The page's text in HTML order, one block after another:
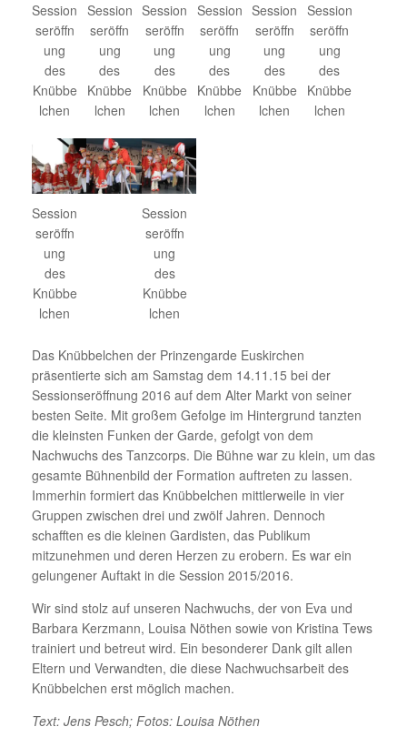
Session
seröffn
ung
des
Knübbe
lchen
Session
seröffn
ung
des
Knübbe
lchen
Session
seröffn
ung
des
Knübbe
lchen
Session
seröffn
ung
des
Knübbe
lchen
Session
seröffn
ung
des
Knübbe
lchen
Session
seröffn
ung
des
Knübbe
lchen
Session
seröffn
ung
des
Knübbe
lchen
Session
seröffn
ung
des
Knübbe
lchen
Das Knübbelchen der Prinzengarde Euskirchen
präsentierte sich am Samstag dem 14.11.15 bei der
Sessionseröffnung 2016 auf dem Alter Markt von seiner
besten Seite. Mit großem Gefolge im Hintergrund tanzten
die kleinsten Funken der Garde, gefolgt von dem
Nachwuchs des Tanzcorps. Die Bühne war zu klein, um das
gesamte Bühnenbild der Formation auftreten zu lassen.
Immerhin formiert das Knübbelchen mittlerweile in vier
Gruppen zwischen drei und zwölf Jahren. Dennoch
schafften es die kleinen Gardisten, das Publikum
mitzunehmen und deren Herzen zu erobern. Es war ein
gelungener Auftakt in die Session 2015/2016.
Wir sind stolz auf unseren Nachwuchs, der von Eva und
Barbara Kerzmann, Louisa Nöthen sowie von Kristina Tews
trainiert und betreut wird. Ein besonderer Dank gilt allen
Eltern und Verwandten, die diese Nachwuchsarbeit des
Knübbelchen erst möglich machen.
Text: Jens Pesch; Fotos: Louisa Nöthen